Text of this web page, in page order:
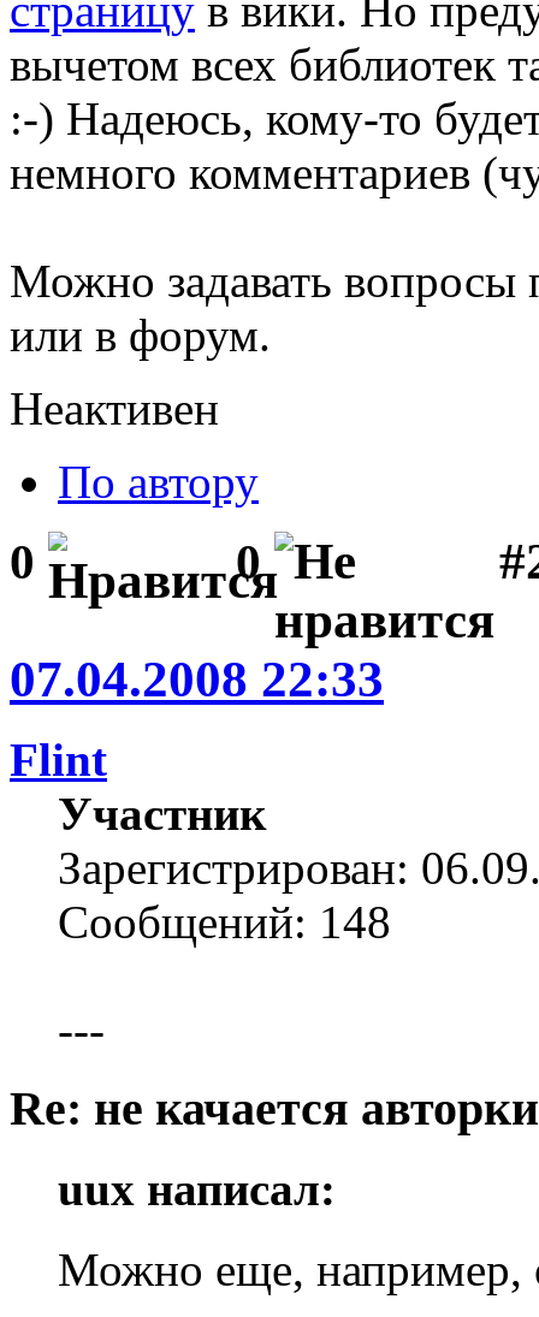
вычетом всех библиотек
:-) Надеюсь, кому-то
немного комментариев
Можно задавать
или в форум.
Неактивен
По автору
0 0
07.04.2008 22:33
Flint
Участник
Зарегистрирован:
Сообщений: 148
---
Re: не качается
uux написал:
Можно еще, например,